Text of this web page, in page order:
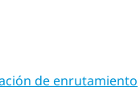
de enrutamiento